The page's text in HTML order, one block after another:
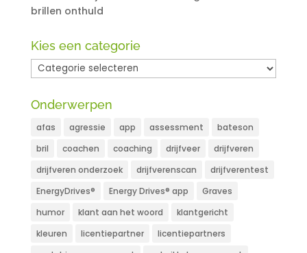
brillen onthuld
Kies een categorie
Kies
een
categorie
Onderwerpen
afas agressie app assessment
bateson
bril
coachen coaching drijfveer
drijfveren
drijfveren onderzoek
drijfverenscan
drijfverentest
EnergyDrives®
Energy Drives® app
Graves
humor
klant aan het woord
klantgericht
kleuren
licentiepartner
licentiepartners